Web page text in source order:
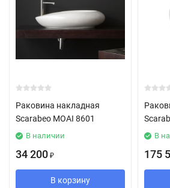
Раковина накладная
Scarabeo MOAI 8601
В наличии
34 200 ₽
В корзину
В
175